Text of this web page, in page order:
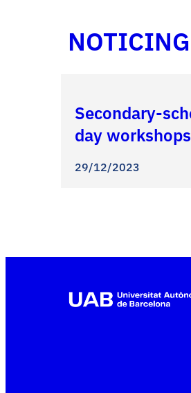
Secondary-
day workshops
29/12/2023